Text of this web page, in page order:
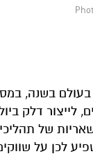
בעולם בשנה,
לייצור דלק
של
לכן על שווקים